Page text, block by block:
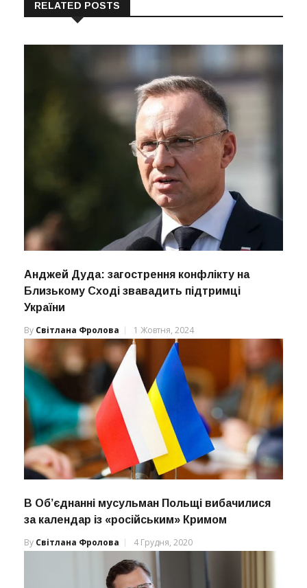
RELATED POSTS
Анджей Дуда: загострення конфлікту на
Близькому Сході звавадить підтримці
України
By Світлана Фролова 1 Жовтня, 2024
В Об’єднанні мусульман Польщі вибачилися
за календар із «російським» Кримом
By Світлана Фролова 4 Грудня, 2020